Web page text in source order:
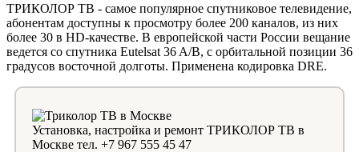
ТРИКОЛОР ТВ - самое популярное спутниковое телевидение,
абонентам доступны к просмотру более 200 каналов, из них
более 30 в HD-качестве. В европейской части России вещание
ведется со спутника Eutelsat 36 A/B, с орбитальной позиции 36
градусов восточной долготы. Применена кодировка DRE.
Установка, настройка и ремонт ТРИКОЛОР ТВ в
Москве тел. +7 967 555 45 47